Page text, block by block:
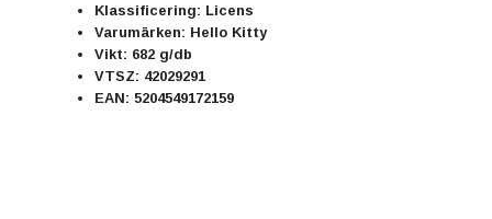
Klassificering: Licens
Varumärken: Hello Kitty
Vikt: 682 g/db
VTSZ: 42029291
EAN: 5204549172159